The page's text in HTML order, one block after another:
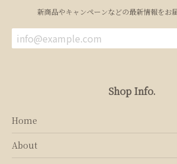
新商品やキャンペーンなどの最新情報をお
Shop Info.
Home
About